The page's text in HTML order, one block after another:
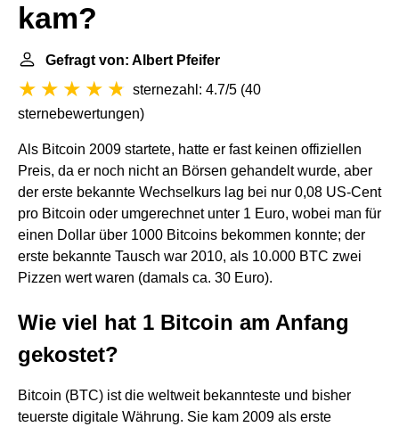
kam?
Gefragt von: Albert Pfeifer
sternezahl: 4.7/5 (40
sternebewertungen)
Als Bitcoin 2009 startete, hatte er fast keinen offiziellen
Preis, da er noch nicht an Börsen gehandelt wurde, aber
der erste bekannte Wechselkurs lag bei nur 0,08 US-Cent
pro Bitcoin oder umgerechnet unter 1 Euro, wobei man für
einen Dollar über 1000 Bitcoins bekommen konnte; der
erste bekannte Tausch war 2010, als 10.000 BTC zwei
Pizzen wert waren (damals ca. 30 Euro).
Wie viel hat 1 Bitcoin am Anfang
gekostet?
Bitcoin (BTC) ist die weltweit bekannteste und bisher
teuerste digitale Währung. Sie kam 2009 als erste